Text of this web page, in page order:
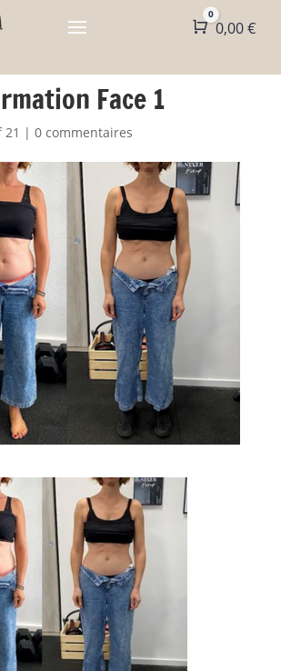
Panier
0
0,00€
Face 1
21 | 0 commentaires